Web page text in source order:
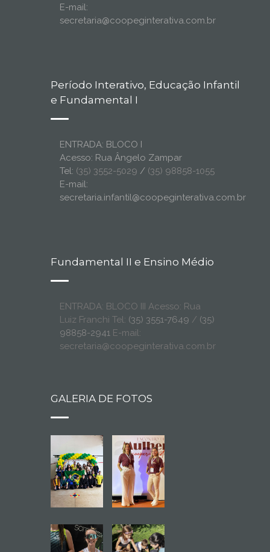
E-mail:
secretaria@coopeginterativa.com.br
Período Interativo, Educação Infantil
e Fundamental I
ENTRADA: BLOCO I
Acesso: Rua Ângelo Zampar
Tel: (35) 3552-5029 / (35) 98858-1055
E-mail:
secretaria.infantil@coopeginterativa.com.br
Fundamental II e Ensino Médio
ENTRADA: BLOCO III Acesso: Rua
Luiz Franchi Tel: (35) 3551-7649 / (35)
98858-2941 E-mail:
secretaria@coopeginterativa.com.br
GALERIA DE FOTOS